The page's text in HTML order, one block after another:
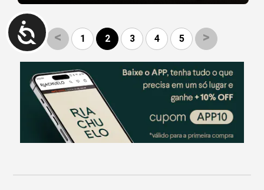
A coleção conta com itens de cama, mesa e banho
para presentear a pessoa amada
leia mais
< 1 2 3 4 5 >